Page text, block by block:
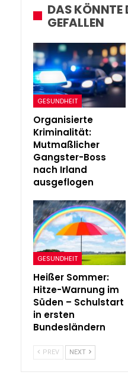
DAS KÖNNTE
GEFALLEN
GESUNDHEIT
Organisierte
Kriminalität:
Mutmaßlicher
Gangster-Boss
nach Irland
ausgeflogen
GESUNDHEIT
Heißer Sommer:
Hitze-Warnung im
Süden – Schulstart
in ersten
Bundesländern
PREV NEXT